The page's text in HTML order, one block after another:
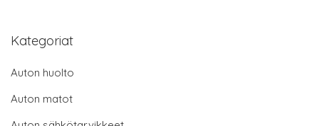
Kategoriat
Auton huolto
Auton matot